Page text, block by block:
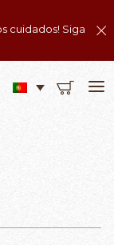
cuidados! Siga